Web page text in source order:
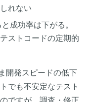
れない
成功率は下がる。
ストコードの定期的
開発スピードの低下
でも不安定なテスト
ですが、調査・修正